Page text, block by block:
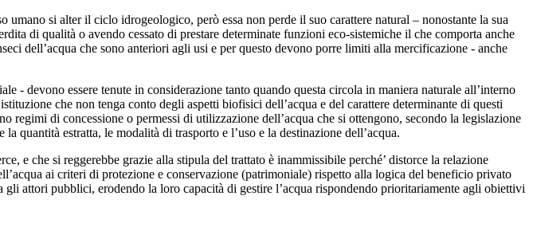
si alter il ciclo idrogeologico, però essa non perde il suo carattere natural – nonostante la sua
di qualità o avendo cessato di prestare determinate funzioni eco-sistemiche il che comporta anche
dell’acqua che sono anteriori agli usi e per questo devono porre limiti alla mercificazione - anche
- devono essere tenute in considerazione tanto quando questa circola in maniera naturale all’interno
che non tenga conto degli aspetti biofisici dell’acqua e del carattere determinante di questi
regimi di concessione o permessi di utilizzazione dell’acqua che si ottengono, secondo la legislazione
quantità estratta, le modalità di trasporto e l’uso e la destinazione dell’acqua.
e che si reggerebbe grazie alla stipula del trattato è inammissibile perché’ distorce la relazione
ai criteri di protezione e conservazione (patrimoniale) rispetto alla logica del beneficio privato
attori pubblici, erodendo la loro capacità di gestire l’acqua rispondendo prioritariamente agli obiettivi